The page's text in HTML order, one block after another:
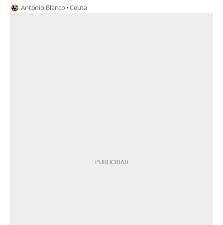
Antonio Blanco Ceuta